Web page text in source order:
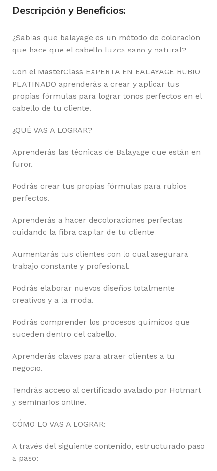
Descripción y Beneficios:
¿Sabías que balayage es un método de coloración
que hace que el cabello luzca sano y natural?
Con el MasterClass EXPERTA EN BALAYAGE RUBIO
PLATINADO aprenderás a crear y aplicar tus
propias fórmulas para lograr tonos perfectos en el
cabello de tu cliente.
¿QUÉ VAS A LOGRAR?
Aprenderás las técnicas de Balayage que están en
furor.
Podrás crear tus propias fórmulas para rubios
perfectos.
Aprenderás a hacer decoloraciones perfectas
cuidando la fibra capilar de tu cliente.
Aumentarás tus clientes con lo cual asegurará
trabajo constante y profesional.
Podrás elaborar nuevos diseños totalmente
creativos y a la moda.
Podrás comprender los procesos químicos que
suceden dentro del cabello.
Aprenderás claves para atraer clientes a tu
negocio.
Tendrás acceso al certificado avalado por Hotmart
y seminarios online.
CÓMO LO VAS A LOGRAR:
A través del siguiente contenido, estructurado paso
a paso: